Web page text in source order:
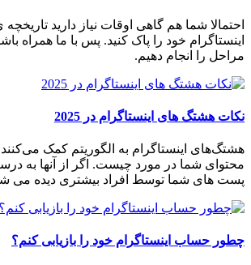
احتمالا شما هم گاهی اوقات نیاز دارید
اینستاگرام خود را پاک کنید. پس با ما همراه
مراحل را انجام دهیم.
نکات هشتگ های اینستاگرام در 2025
هشتگ‌های اینستاگرام به الگوریتم کمک
محتوای شما در مورد چیست. اگر از آنها به
پست های شما توسط افراد بیشتری دیده می
چطور حساب اینستاگرام خود را بازیابی کنم؟